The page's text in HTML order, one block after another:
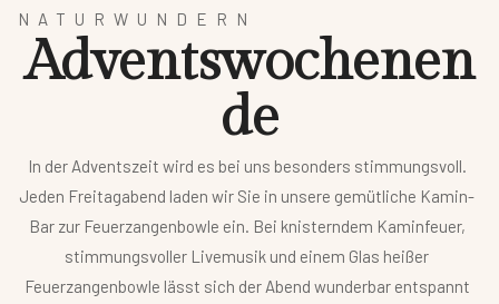
NATURWUNDERN
Adventswochenen
de
In der Adventszeit wird es bei uns besonders stimmungsvoll.
Jeden Freitagabend laden wir Sie in unsere gemütliche Kamin-
Bar zur Feuerzangenbowle ein. Bei knisterndem Kaminfeuer,
stimmungsvoller Livemusik und einem Glas heißer
Feuerzangenbowle lässt sich der Abend wunderbar entspannt